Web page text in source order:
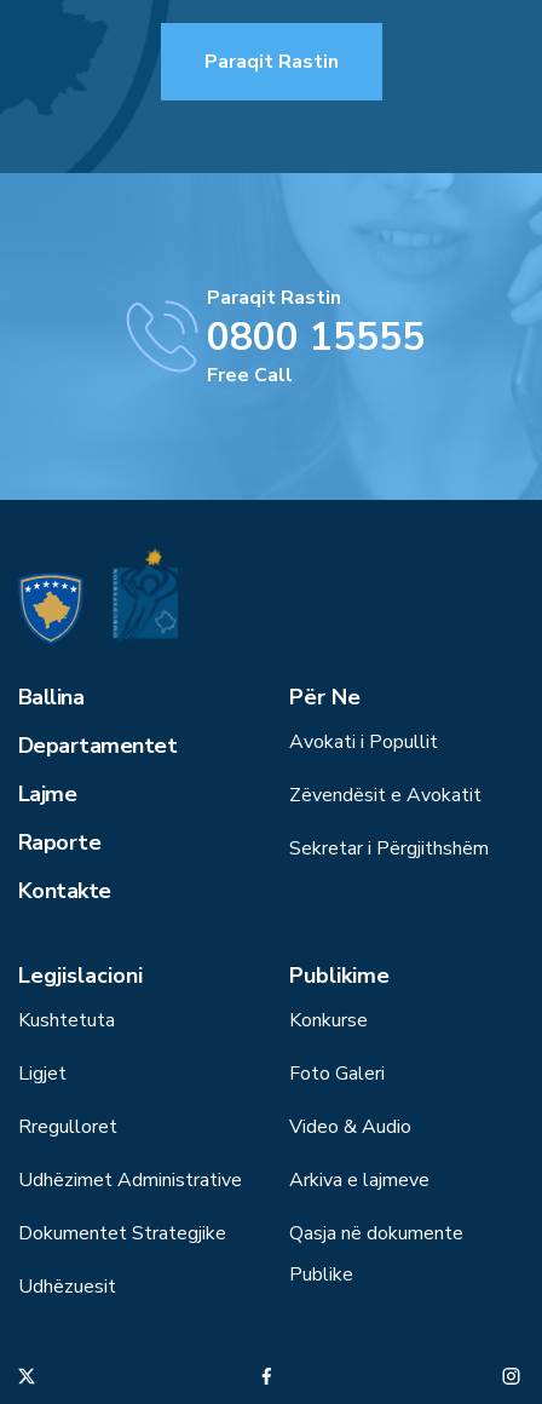
Paraqit Rastin
Paraqit Rastin
0800 15555
Free Call
Ballina
Departamentet
Lajme
Raporte
Kontakte
Për Ne
Avokati i Popullit
Zëvendësit e Avokatit
Sekretar i Përgjithshëm
Legjislacioni
Kushtetuta
Ligjet
Rregulloret
Udhëzimet Administrative
Dokumentet Strategjike
Udhëzuesit
Publikime
Konkurse
Foto Galeri
Video & Audio
Arkiva e lajmeve
Qasja në dokumente
Publike